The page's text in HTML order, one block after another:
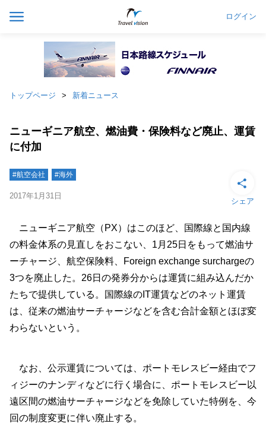
ログイン
トップページ 新着ニュース
ニューギニア航空、燃油費・保険料など廃止、運賃
に付加
#航空会社 #海外
2017年1月31日
シェア
ニューギニア航空（PX）はこのほど、国際線と国内線
の料金体系の見直しをおこない、1月25日をもって燃油サ
ーチャージ、航空保険料、Foreign exchange surchargeの
3つを廃止した。26日の発券分からは運賃に組み込んだか
たちで提供している。国際線のIT運賃などのネット運賃
は、従来の燃油サーチャージなどを含む合計金額とほぼ変
わらないという。
なお、公示運賃については、ポートモレスビー経由でフ
ィジーのナンディなどに行く場合に、ポートモレスビー以
遠区間の燃油サーチャージなどを免除していた特例を、今
回の制度変更に伴い廃止する。